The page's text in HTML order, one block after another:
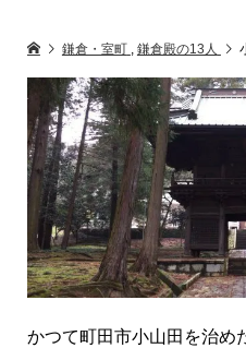
鎌倉・室町 , 鎌倉殿の13人
かつて町田市小山田を治め